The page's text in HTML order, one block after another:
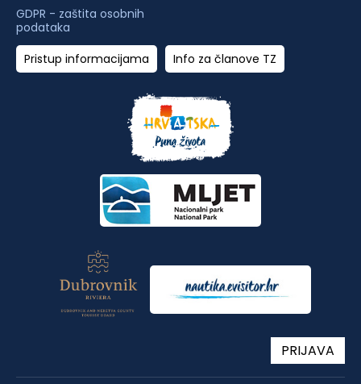
GDPR - zaštita osobnih
podataka
Pristup informacijama
Info za članove TZ
PRIJAVA